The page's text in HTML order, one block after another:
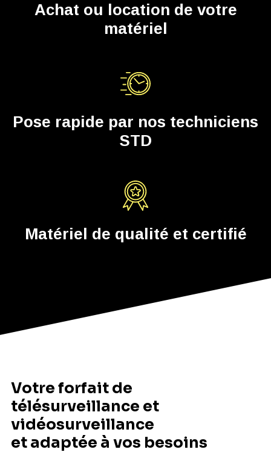
Achat ou location de votre
matériel
Pose rapide par nos techniciens
STD
Matériel de qualité et certifié
Votre forfait de
télésurveillance et
vidéosurveillance
et adaptée à vos besoins